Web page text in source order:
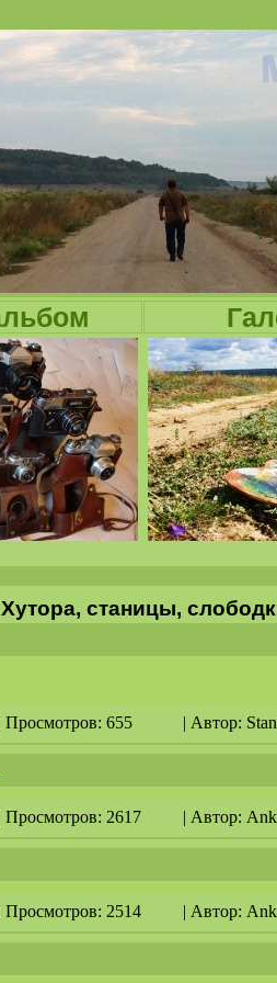
Хутора, станицы,
| Просмотров: 655 | Автор:
| Просмотров: 2617 | Автор:
| Просмотров: 2514 | Автор: